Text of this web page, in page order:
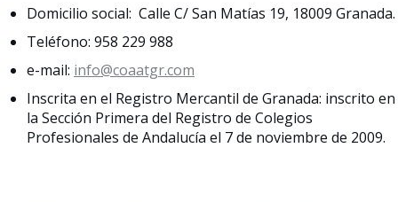
Domicilio social: Calle C/ San Matías 19, 18009 Granada.
Teléfono: 958 229 988
e-mail: info@coaatgr.com
Inscrita en el Registro Mercantil de Granada: inscrito en
la Sección Primera del Registro de Colegios
Profesionales de Andalucía el 7 de noviembre de 2009.